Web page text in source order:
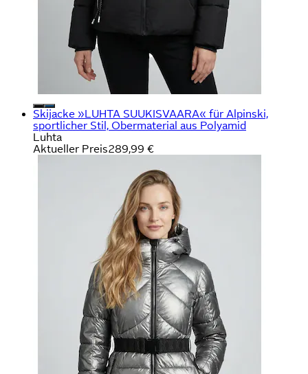
Skijacke »LUHTA SUUKISVAARA« für Alpinski,
sportlicher Stil, Obermaterial aus Polyamid
Luhta
Aktueller Preis289,99 €